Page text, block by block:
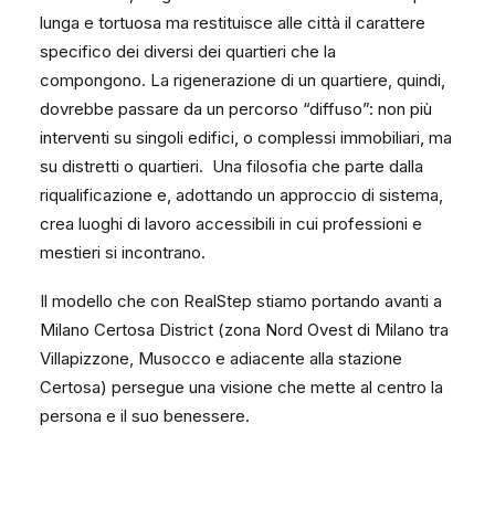
lunga e tortuosa ma restituisce alle città il carattere
specifico dei diversi dei quartieri che la
compongono. La rigenerazione di un quartiere, quindi,
dovrebbe passare da un percorso “diffuso”: non più
interventi su singoli edifici, o complessi immobiliari, ma
su distretti o quartieri. Una filosofia che parte dalla
riqualificazione e, adottando un approccio di sistema,
crea luoghi di lavoro accessibili in cui professioni e
mestieri si incontrano.
Il modello che con RealStep stiamo portando avanti a
Milano Certosa District (zona Nord Ovest di Milano tra
Villapizzone, Musocco e adiacente alla stazione
Certosa) persegue una visione che mette al centro la
persona e il suo benessere.